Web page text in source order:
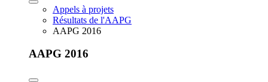
Appels à projets
Résultats de l'AAPG
AAPG 2016
AAPG 2016